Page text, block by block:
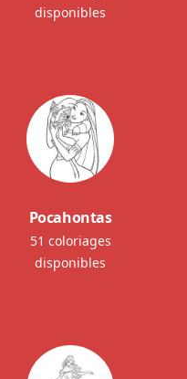
disponibles
Pocahontas
51 coloriages
disponibles